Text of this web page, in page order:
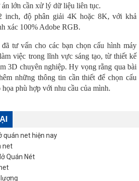
lớn cần xử lý dữ liệu liên tục.
inch, độ phân giải 4K hoặc 8K, với khả
xác 100% Adobe RGB.
đã tư vấn cho các bạn chọn cấu hình máy
việc trong lĩnh vực sáng tạo, từ thiết kế
3D chuyên nghiệp. Hy vọng rằng qua bài
những thông tin cần thiết để chọn cấu
phù hợp với nhu cầu của mình.
quán net hiện nay
net
Quán Nét